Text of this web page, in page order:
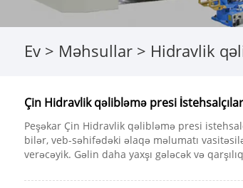
Ev > Məhsullar > Hidravlik
Çin Hidravlik qəlibləmə presi
Peşəkar Çin Hidravlik qəlibləmə presi
bilər, veb-səhifədəki əlaqə məlumatı
verəcəyik. Gəlin daha yaxşı gələcək və